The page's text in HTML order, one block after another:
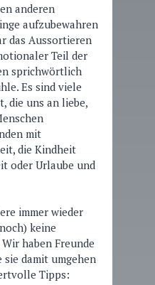
anderen
aufzubewahren
das Aussortieren
Teil der
sprichwörtlich
Es sind viele
die uns an liebe,
mit
die Kindheit
oder Urlaube und
immer wieder
keine
haben Freunde
damit umgehen
Tipps: